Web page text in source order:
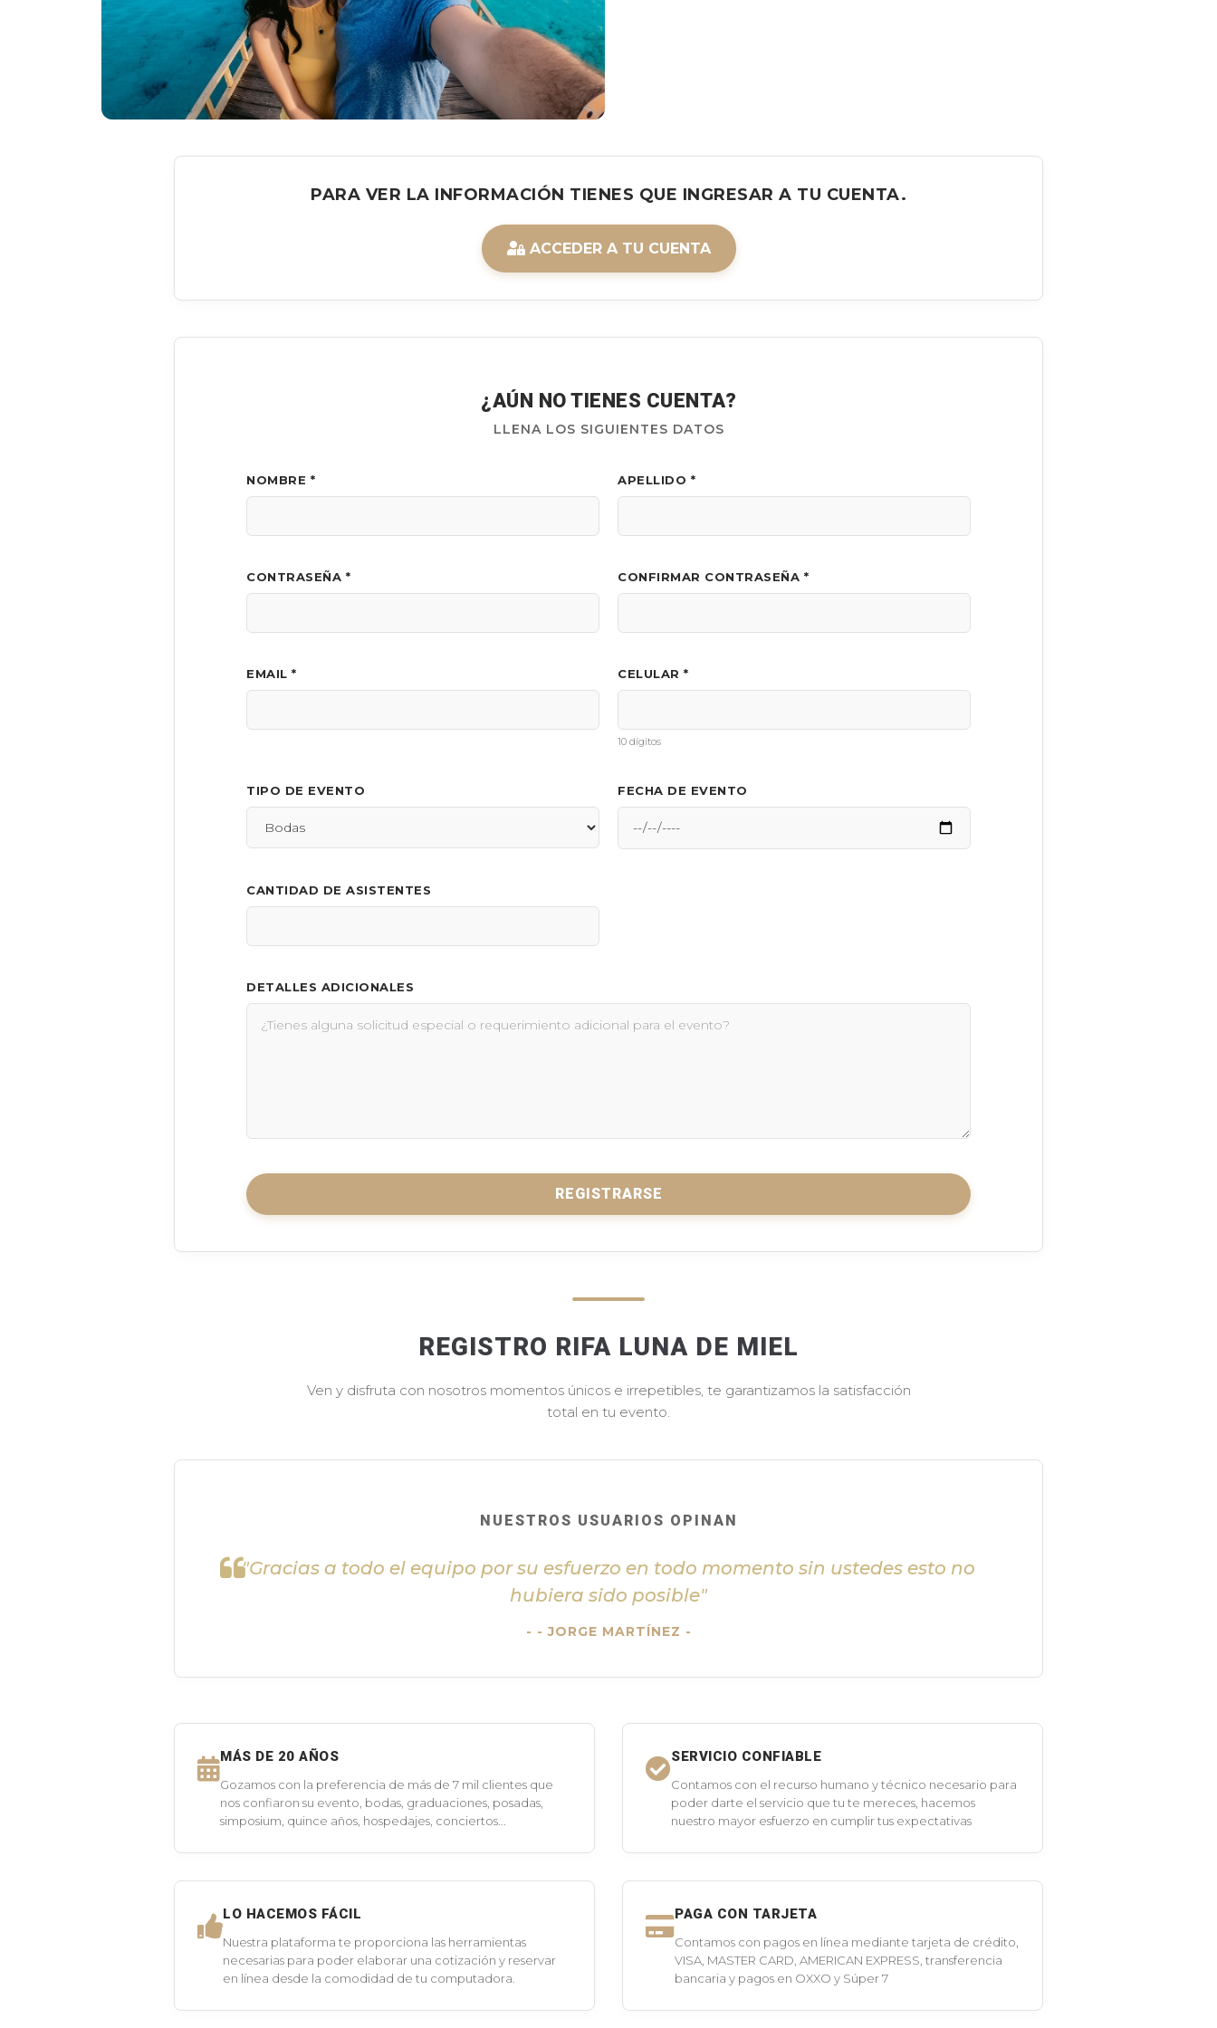
PARA VER LA INFORMACIÓN TIENES QUE INGRESAR A TU CUENTA.
ACCEDER A TU CUENTA
¿AÚN NO TIENES CUENTA?
LLENA LOS SIGUIENTES DATOS
NOMBRE * APELLIDO *
CONTRASEÑA * CONFIRMAR CONTRASEÑA *
EMAIL * CELULAR *
10 dígitos
TIPO DE EVENTO FECHA DE EVENTO
CANTIDAD DE ASISTENTES
DETALLES ADICIONALES
REGISTRARSE
REGISTRO RIFA LUNA DE MIEL
Ven y disfruta con nosotros momentos únicos e irrepetibles, te garantizamos la satisfacción
total en tu evento.
NUESTROS USUARIOS OPINAN
"Gracias a todo el equipo por su esfuerzo en todo momento sin ustedes esto no
hubiera sido posible"
- JORGE MARTÍNEZ -
MÁS DE 20 AÑOS
Gozamos con la preferencia de más de 7 mil clientes que
nos confiaron su evento, bodas, graduaciones, posadas,
simposium, quince años, hospedajes, conciertos...
SERVICIO CONFIABLE
Contamos con el recurso humano y técnico necesario para
poder darte el servicio que tu te mereces, hacemos
nuestro mayor esfuerzo en cumplir tus expectativas
LO HACEMOS FÁCIL
Nuestra plataforma te proporciona las herramientas
necesarias para poder elaborar una cotización y reservar
en línea desde la comodidad de tu computadora.
PAGA CON TARJETA
Contamos con pagos en línea mediante tarjeta de crédito,
VISA, MASTER CARD, AMERICAN EXPRESS, transferencia
bancaria y pagos en OXXO y Súper 7